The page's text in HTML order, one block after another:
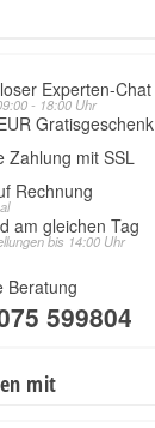
Experten-Chat
- 18:00 Uhr
Gratisgeschenk
Zahlung mit SSL
Rechnung
am gleichen Tag
bis 14:00 Uhr
Beratung
599804
mit